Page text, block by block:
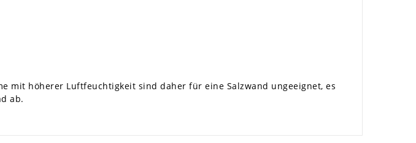
mit höherer Luftfeuchtigkeit sind daher für eine Salzwand ungeeignet, es
ab.